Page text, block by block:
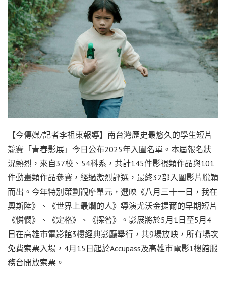
【今傳媒/記者李祖東報導】南台灣歷史最悠久的學生短片
競賽「青春影展」今日公布2025年入圍名單。本屆報名狀
況熱烈，來自37校、54科系，共計145件影視類作品與101
件動畫類作品參賽，經過激烈評選，最終32部入圍影片脫穎
而出。今年特別策劃觀摩單元，選映《八月三十一日，我在
奧斯陸》、《世界上最爛的人》導演尤沃金提爾的早期短片
《憐憫》、《定格》、《探咎》。影展將於5月1日至5月4
日在高雄市電影館3樓經典影廳舉行，共9場放映，所有場次
免費索票入場，4月15日起於Accupass及高雄市電影1樓館服
務台開放索票。